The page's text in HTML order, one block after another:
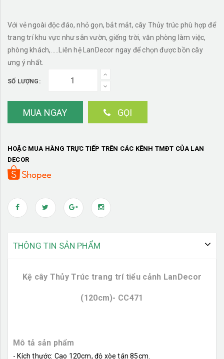
Với vẻ ngoài độc đáo, nhỏ gọn, bắt mắt, cây Thủy trúc phù hợp để
trang trí khu vực như sân vườn, giếng trời, văn phòng làm việc,
phòng khách,.....Liên hệ LanDecor ngay để chọn được bồn cây
ưng ý nhất.
SỐ LƯỢNG:
MUA NGAY GỌI
HOẶC MUA HÀNG TRỰC TIẾP TRÊN CÁC KÊNH TMĐT CỦA LAN
DECOR
THÔNG TIN SẢN PHẨM
Kệ cây Thủy Trúc trang trí tiểu cảnh LanDecor
(120cm)- CC471
Mô tả sản phẩm
- Kích thước: Cao 120cm, độ xòe tán 85cm.